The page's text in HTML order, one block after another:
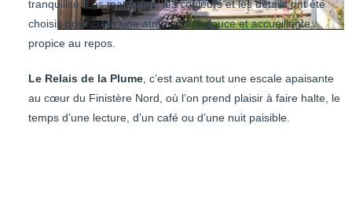
tranquillité. Les matériaux, les couleurs et les détails ont été
choisis pour créer une atmosphère douce et accueillante,
propice au repos.
Le Relais de la Plume , c’est avant tout une escale apaisante
au cœur du Finistère Nord, où l’on prend plaisir à faire halte, le
temps d’une lecture, d’un café ou d’une nuit paisible.